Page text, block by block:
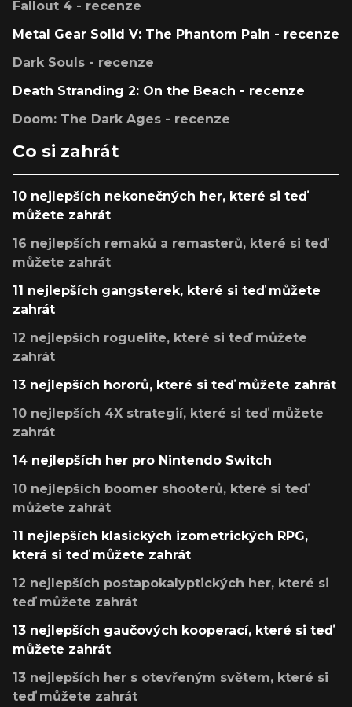
Fallout 4 - recenze
Metal Gear Solid V: The Phantom Pain - recenze
Dark Souls - recenze
Death Stranding 2: On the Beach - recenze
Doom: The Dark Ages - recenze
Co si zahrát
10 nejlepších nekonečných her, které si teď
můžete zahrát
16 nejlepších remaků a remasterů, které si teď
můžete zahrát
11 nejlepších gangsterek, které si teď můžete
zahrát
12 nejlepších roguelite, které si teď můžete
zahrát
13 nejlepších hororů, které si teď můžete zahrát
10 nejlepších 4X strategií, které si teď můžete
zahrát
14 nejlepších her pro Nintendo Switch
10 nejlepších boomer shooterů, které si teď
můžete zahrát
11 nejlepších klasických izometrických RPG,
která si teď můžete zahrát
12 nejlepších postapokalyptických her, které si
teď můžete zahrát
13 nejlepších gaučových kooperací, které si teď
můžete zahrát
13 nejlepších her s otevřeným světem, které si
teď můžete zahrát